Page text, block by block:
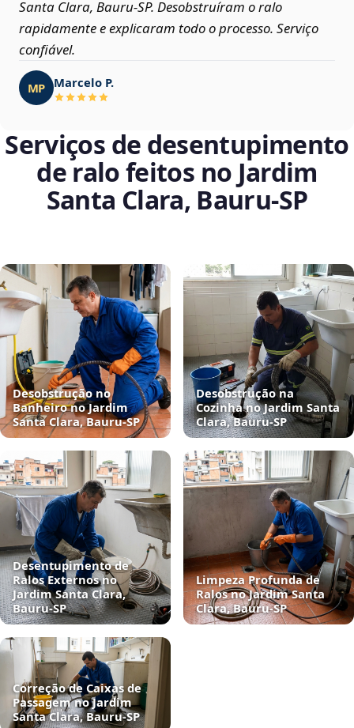
Santa Clara, Bauru‑SP. Desobstruíram o ralo
rapidamente e explicaram todo o processo. Serviço
confiável.
MP Marcelo P.
Serviços de desentupimento
de ralo feitos no Jardim
Santa Clara, Bauru‑SP
Desobstrução no
Banheiro no Jardim
Santa Clara, Bauru‑SP
Desobstrução na
Cozinha no Jardim Santa
Clara, Bauru‑SP
Desentupimento de
Ralos Externos no
Jardim Santa Clara,
Bauru‑SP
Limpeza Profunda de
Ralos no Jardim Santa
Clara, Bauru‑SP
Correção de Caixas de
Passagem no Jardim
Santa Clara, Bauru‑SP